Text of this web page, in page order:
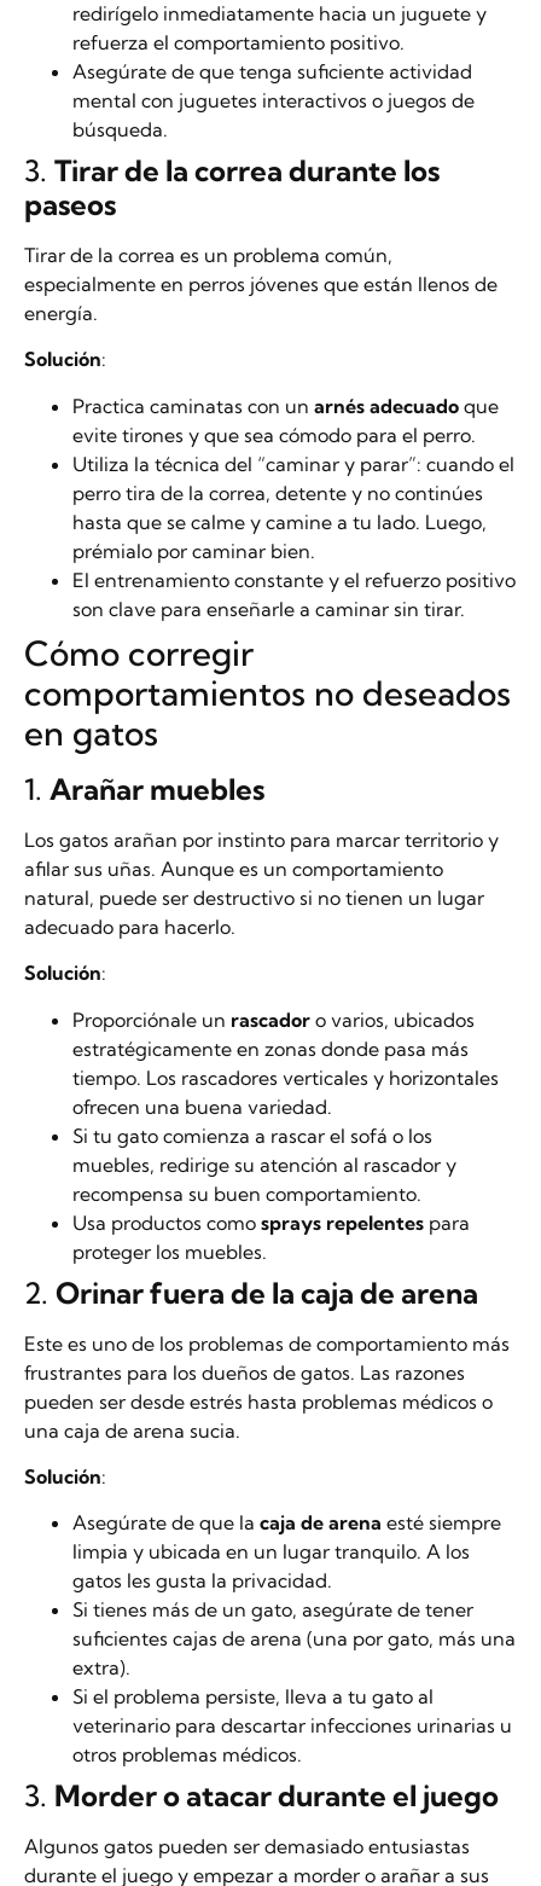
redirígelo inmediatamente hacia un juguete y
refuerza el comportamiento positivo.
Asegúrate de que tenga suficiente actividad
mental con juguetes interactivos o juegos de
búsqueda.
3. Tirar de la correa durante los
paseos
Tirar de la correa es un problema común,
especialmente en perros jóvenes que están llenos de
energía.
Solución:
Practica caminatas con un arnés adecuado que
evite tirones y que sea cómodo para el perro.
Utiliza la técnica del “caminar y parar”: cuando el
perro tira de la correa, detente y no continúes
hasta que se calme y camine a tu lado. Luego,
prémialo por caminar bien.
El entrenamiento constante y el refuerzo positivo
son clave para enseñarle a caminar sin tirar.
Cómo corregir
comportamientos no deseados
en gatos
1. Arañar muebles
Los gatos arañan por instinto para marcar territorio y
afilar sus uñas. Aunque es un comportamiento
natural, puede ser destructivo si no tienen un lugar
adecuado para hacerlo.
Solución:
Proporciónale un rascador o varios, ubicados
estratégicamente en zonas donde pasa más
tiempo. Los rascadores verticales y horizontales
ofrecen una buena variedad.
Si tu gato comienza a rascar el sofá o los
muebles, redirige su atención al rascador y
recompensa su buen comportamiento.
Usa productos como sprays repelentes para
proteger los muebles.
2. Orinar fuera de la caja de arena
Este es uno de los problemas de comportamiento más
frustrantes para los dueños de gatos. Las razones
pueden ser desde estrés hasta problemas médicos o
una caja de arena sucia.
Solución:
Asegúrate de que la caja de arena esté siempre
limpia y ubicada en un lugar tranquilo. A los
gatos les gusta la privacidad.
Si tienes más de un gato, asegúrate de tener
suficientes cajas de arena (una por gato, más una
extra).
Si el problema persiste, lleva a tu gato al
veterinario para descartar infecciones urinarias u
otros problemas médicos.
3. Morder o atacar durante el juego
Algunos gatos pueden ser demasiado entusiastas
durante el juego y empezar a morder o arañar a sus